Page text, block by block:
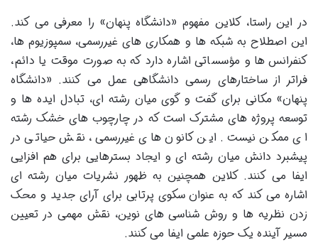
در این راستا، کلاین مفهوم «دانشگاه پنهان» را معرفی می کند.
این اصطلاح به شبکه ها و همکاری های غیررسمی، سمپوزیوم ها،
کنفرانس ها و مؤسساتی اشاره دارد که به صورت موقت یا دائم،
فراتر از ساختارهای رسمی دانشگاهی عمل می کنند. «دانشگاه
پنهان» مکانی برای گفت و گوی میان رشته ای، تبادل ایده ها و
توسعه پروژه های مشترک است که در چارچوب های خشک رشته
ای ممکن نیست. این کانون های غیررسمی، نقش حیاتی در
پیشبرد دانش میان رشته ای و ایجاد بسترهایی برای هم افزایی
ایفا می کنند. کلاین همچنین به ظهور نشریات میان رشته ای
اشاره می کند که به عنوان سکوی پرتابی برای آرای جدید و محک
زدن نظریه ها و روش شناسی های نوین، نقش مهمی در تعیین
مسیر آینده یک حوزه علمی ایفا می کنند.